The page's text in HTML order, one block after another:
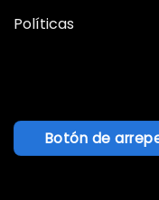
Políticas
Botón de